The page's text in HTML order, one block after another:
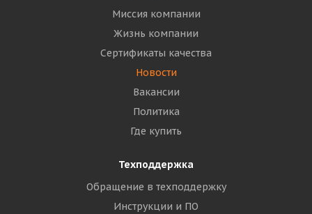
Миссия компании
Жизнь компании
Сертификаты качества
Новости
Вакансии
Политика
Где купить
Техподдержка
Обращение в техподдержку
Инструкции и ПО